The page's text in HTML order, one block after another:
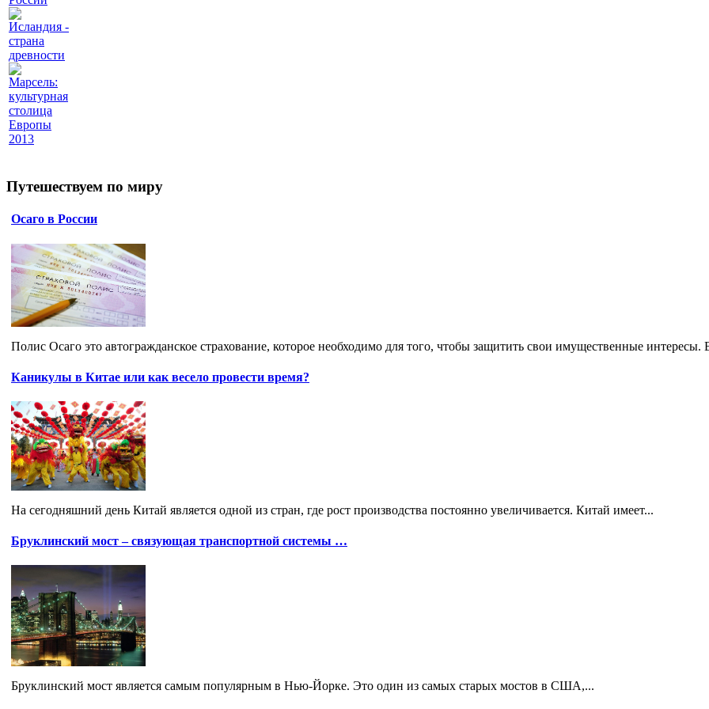
Исландия -
страна
древности
Марсель:
культурная
столица
Европы
2013
Путешествуем по миру
Осаго в России
Полис Осаго это автогражданское страхование, которое необходимо для того, чтобы защитить свои имущественные интересы.
Каникулы в Китае или как весело провести время?
На сегодняшний день Китай является одной из стран, где рост производства постоянно увеличивается. Китай имеет...
Бруклинский мост – связующая транспортной системы …
Бруклинский мост является самым популярным в Нью-Йорке. Это один из самых старых мостов в США,...